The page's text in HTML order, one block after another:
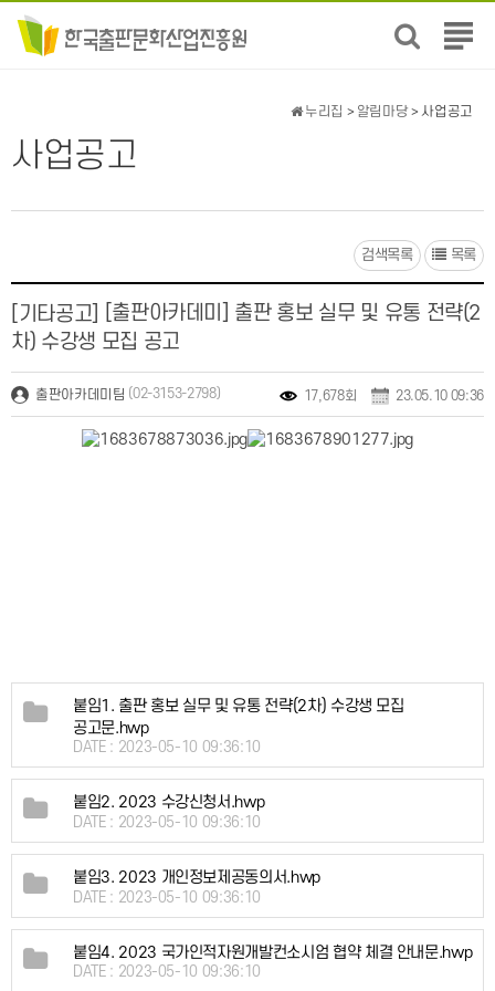
전
뉴
사업공고
누리집 > 알림마당 > 사업공고
검색목록 목록
[기타공고]
[출판아카데미] 출판 홍보 실무 및 유통 전략(2
차) 수강생 모집 공고
출판아카데미팀 (02-3153-2798) 17,678회 23.05.10 09:36
붙임1. 출판 홍보 실무 및 유통 전략(2차) 수강생 모집
공고문.hwp
DATE : 2023-05-10 09:36:10
붙임2. 2023 수강신청서.hwp
DATE : 2023-05-10 09:36:10
붙임3. 2023 개인정보제공동의서.hwp
DATE : 2023-05-10 09:36:10
붙임4. 2023 국가인적자원개발컨소시엄 협약 체결 안내문.hwp
DATE : 2023-05-10 09:36:10